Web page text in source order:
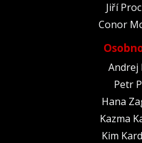
Jiří
Conor
Andrej
Petr
Hana
Kazma
Kim